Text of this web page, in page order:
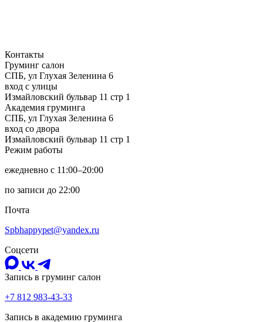
Контакты
Груминг салон
CПБ, ул Глухая Зеленина 6
вход с улицы
Измайловский бульвар 11 стр 1
Академия груминга
CПБ, ул Глухая Зеленина 6
вход со двора
Измайловский бульвар 11 стр 1
Режим работы
ежедневно с 11:00–20:00
по записи до 22:00
Почта
Spbhappypet@yandex.ru
Соцсети
Запись в груминг салон
+7 812 983-43-33
Запись в академию груминга